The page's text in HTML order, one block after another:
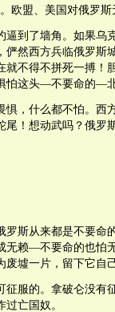
欧盟、美国对俄罗斯
逼到了墙角。如果乌
俨然西方兵临俄罗斯
就不得不拼死一搏！
怕这头—不要命的—北
惧，什么都不怕。西
尾！想动武吗？俄罗
罗斯从来都是不要命
无赖—不要命的也怕
废墟一片，留下它自
征服的。拿破仑没有
过亡国奴。